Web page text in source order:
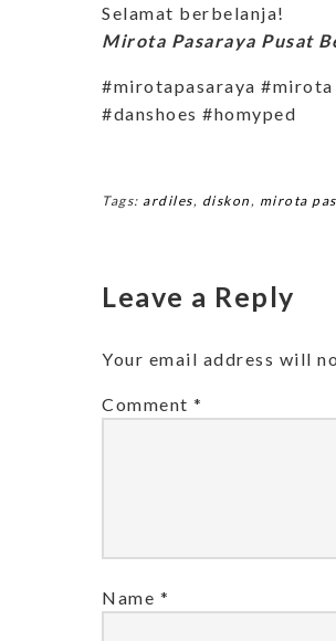
Selamat berbelanja!
Mirota Pasaraya Pusat
#mirotapasaraya
#danshoes #homyped
Tags: ardiles, diskon , mirota
Leave a Reply
Your email address will
Comment *
Name *